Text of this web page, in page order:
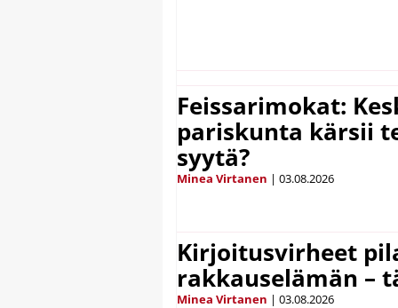
Feissarimokat:
pariskunta kärsii
syytä?
Minea Virtanen | 03.08.2026
Kirjoitusvirheet
rakkauselämän –
Minea Virtanen | 03.08.2026